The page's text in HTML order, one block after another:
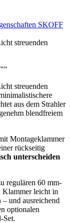
SKOFF
streuenden
streuenden
aus dem Strahler
blendfreiem
Montageklammer
rückseitig
unterscheiden
regulären 60 mm-
Klammer leicht in
und ausreichend
optionalen
Set.